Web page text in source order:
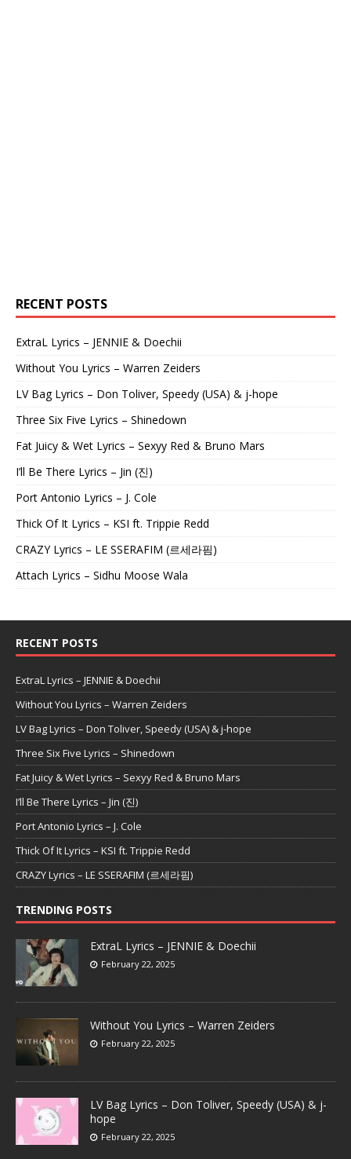
RECENT POSTS
ExtraL Lyrics – JENNIE & Doechii
Without You Lyrics – Warren Zeiders
LV Bag Lyrics – Don Toliver, Speedy (USA) & j-hope
Three Six Five Lyrics – Shinedown
Fat Juicy & Wet Lyrics – Sexyy Red & Bruno Mars
I’ll Be There Lyrics – Jin (진)
Port Antonio Lyrics – J. Cole
Thick Of It Lyrics – KSI ft. Trippie Redd
CRAZY Lyrics – LE SSERAFIM (르세라핌)
Attach Lyrics – Sidhu Moose Wala
RECENT POSTS
ExtraL Lyrics – JENNIE & Doechii
Without You Lyrics – Warren Zeiders
LV Bag Lyrics – Don Toliver, Speedy (USA) & j-hope
Three Six Five Lyrics – Shinedown
Fat Juicy & Wet Lyrics – Sexyy Red & Bruno Mars
I’ll Be There Lyrics – Jin (진)
Port Antonio Lyrics – J. Cole
Thick Of It Lyrics – KSI ft. Trippie Redd
CRAZY Lyrics – LE SSERAFIM (르세라핌)
TRENDING POSTS
ExtraL Lyrics – JENNIE & Doechii
February 22, 2025
Without You Lyrics – Warren Zeiders
February 22, 2025
LV Bag Lyrics – Don Toliver, Speedy (USA) & j-
hope
February 22, 2025